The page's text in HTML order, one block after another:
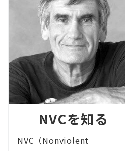
NVCを知る
NVC（Nonviolent